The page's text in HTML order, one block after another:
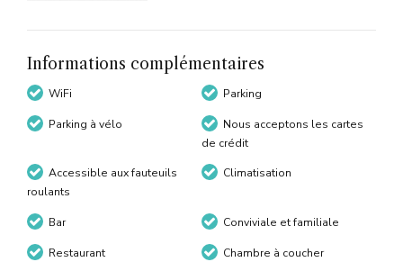
Informations complémentaires
WiFi Parking
Parking à vélo
Nous acceptons les cartes
de crédit
Accessible aux fauteuils
roulants
Climatisation
Bar Conviviale et familiale
Restaurant Chambre à coucher